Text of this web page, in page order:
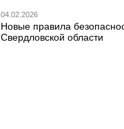
04.02.2026
Новые правила
Свердловской области